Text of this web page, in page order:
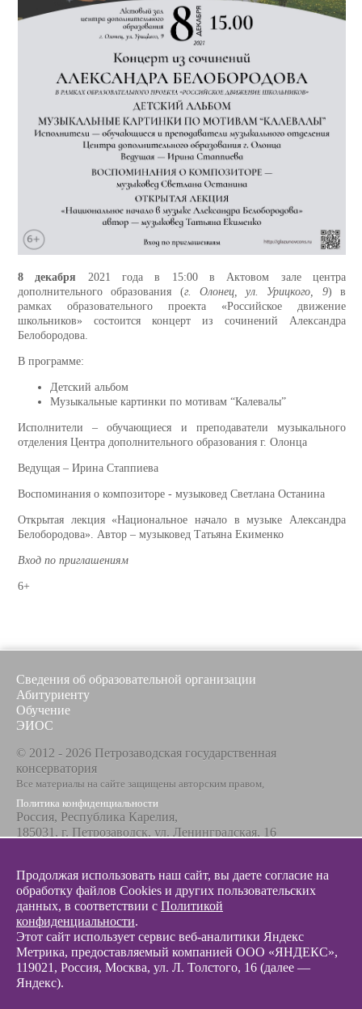
8 декабря 2021 года в 15:00 в Актовом зале центра
дополнительного образования (г. Олонец, ул. Урицкого, 9) в
рамках образовательного проекта «Российское движение
школьников» состоится концерт из сочинений Александра
Белобородова.
В программе:
Детский альбом
Музыкальные картинки по мотивам “Калевалы”
Исполнители – обучающиеся и преподаватели музыкального
отделения Центра дополнительного образования г. Олонца
Ведущая – Ирина Стаппиева
Воспоминания о композиторе - музыковед Светлана Останина
Открытая лекция «Национальное начало в музыке Александра
Белобородова». Автор – музыковед Татьяна Екименко
Вход по приглашениям
6+
Сведения об образовательной организации
Абитуриенту
Обучение
ЭИОС
© 2012 - 2026 Петрозаводская государственная
консерватория
Все материалы на сайте защищены авторским правом,
Политика конфиденциальности
Россия, Республика Карелия,
185031, г. Петрозаводск, ул. Ленинградская, 16
+7 8142 67-23-67
Эл. почта
info@glazunovcons.ru
© 2012 - 2026 Разработка и поддержка сайта ООО «
Продолжая использовать наш сайт, вы даете согласие на
обработку файлов Cookies и других пользовательских
данных, в соответствии с Политикой
конфиденциальности.
Этот сайт использует сервис веб-аналитики Яндекс
Метрика, предоставляемый компанией ООО «ЯНДЕКС»,
119021, Россия, Москва, ул. Л. Толстого, 16 (далее —
Яндекс).